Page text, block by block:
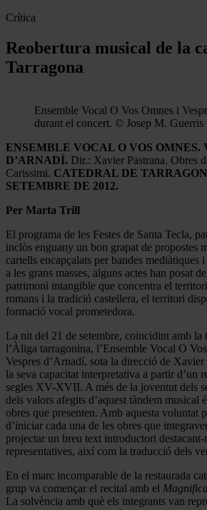
Crítica
Reobertura musical de la
Tarragona
Ensemble Vocal O Vos Omnes i
durant el concert. © Josep M. Guerris
ENSEMBLE VOCAL O VOS OMNES.
D’ARNADÍ. Dir.: Xavier Pastrana. Obres
Carissimi. CATEDRAL DE
SETEMBRE DE 2012.
Per Marta Trill
El programa de les Festes de Santa Tecla,
inclòs enguany un bon grapat de propostes
cartells encapçalats per bandes mediàtiques
a les grans masses, alguns actes han posat
patrimoni intangible que concentra el
romans i la tradició castellera, el territori
formació vocal prometedora.
La nit del 21 de setembre, coincidint amb la
l’Àliga tarragonina, l’Ensemble Vocal O
Vespres d’Arnadí, sota la direcció de Xavier
la seva capacitat interpretativa a partir d’un
segles XV-XVII. A més de la joventut dels
dels valors afegits d’aquest tàndem musical
obres que presenten. Amb aquesta voluntat
d’iniciar cada una de les obres que
projectar un breu text introductori destacant-
representatives, així com la traducció dels
En el marc incomparable de la restaurada
grup va començar el recital amb el
La solvència amb què els integrants van